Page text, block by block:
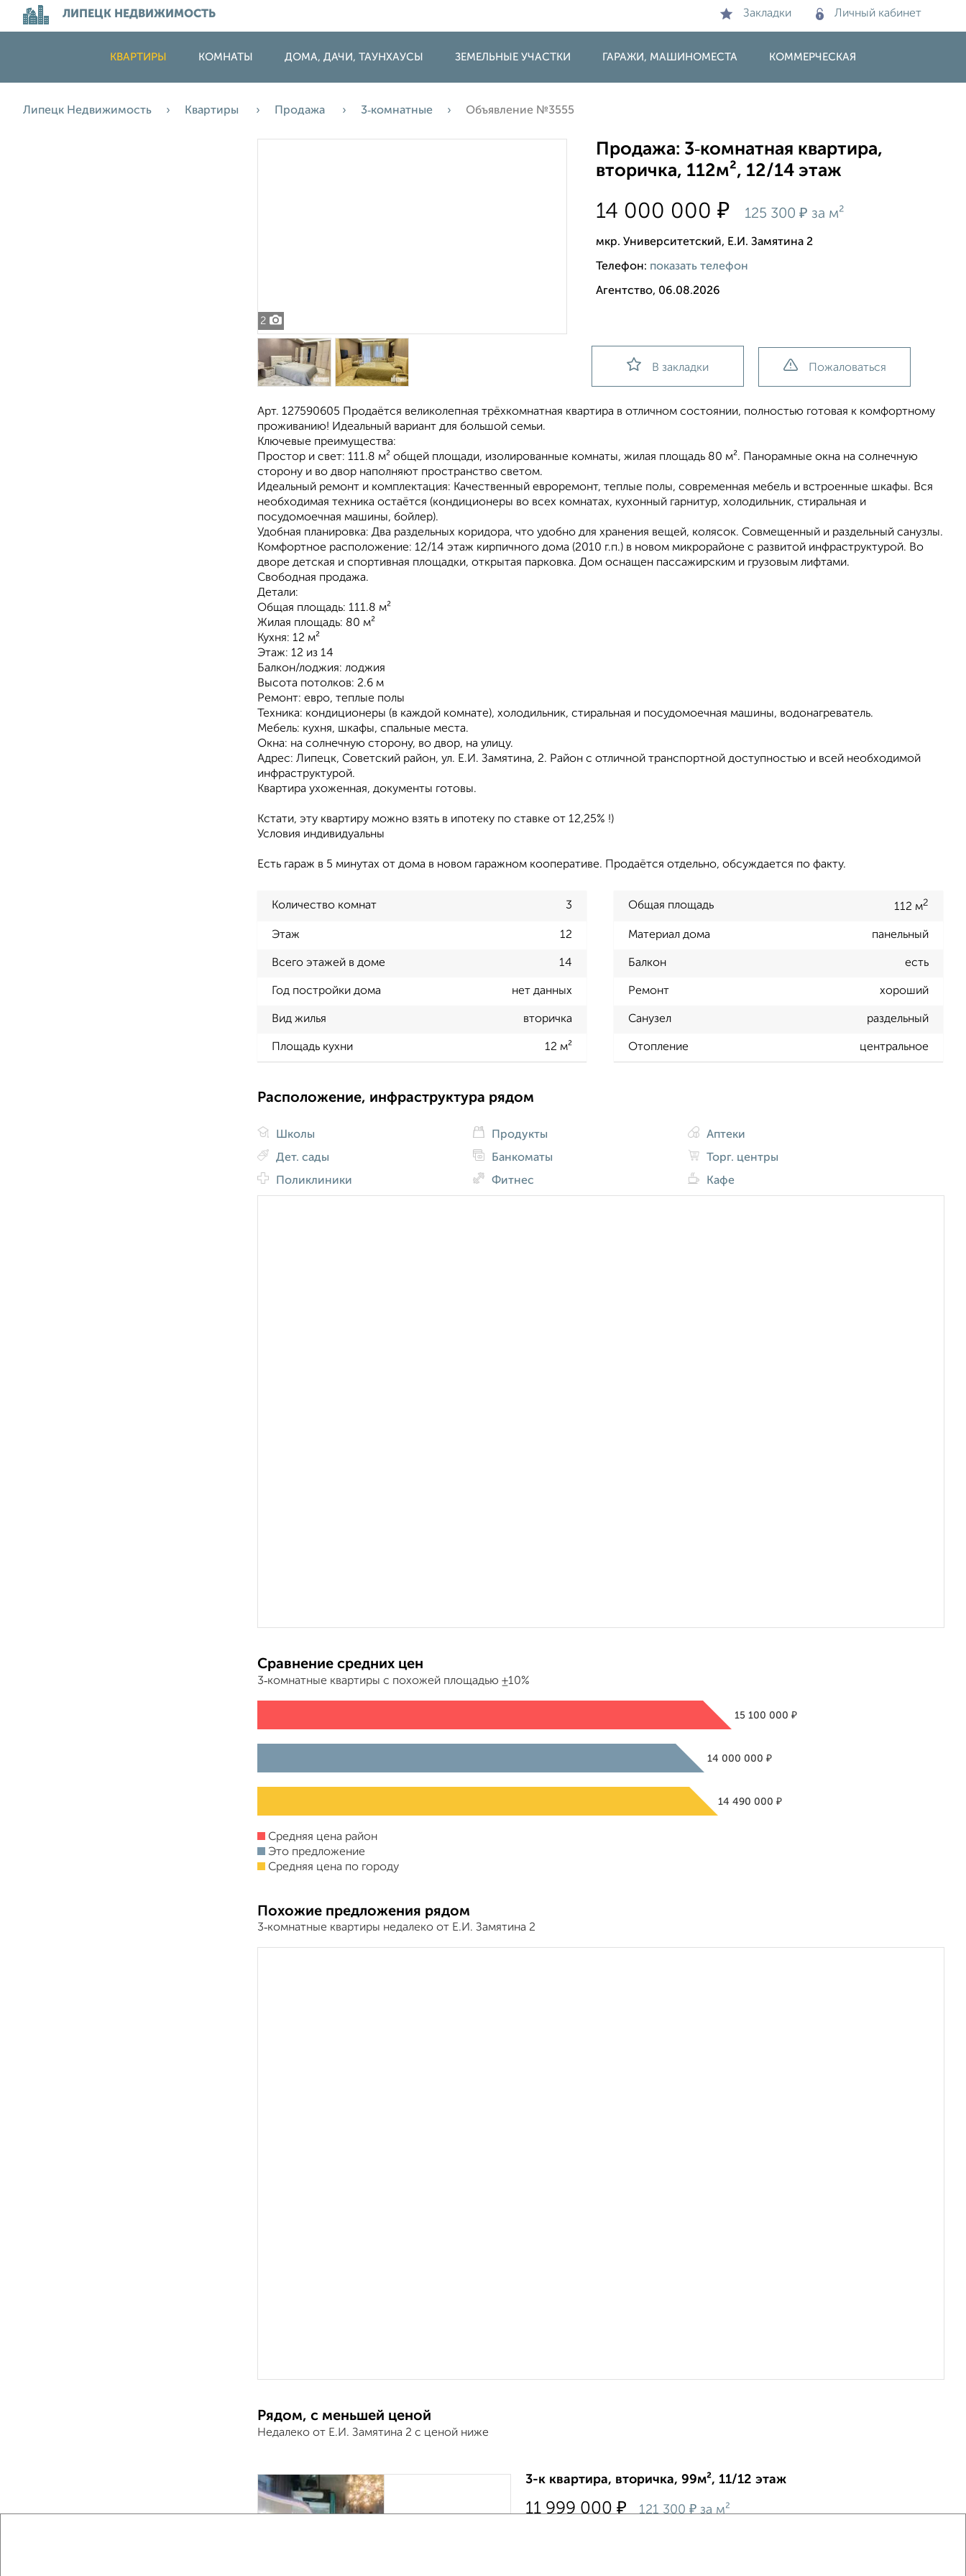
ЛИПЕЦК НЕДВИЖИМОСТЬ Закладки Личный кабинет
КВАРТИРЫ КОМНАТЫ ДОМА, ДАЧИ, ТАУНХАУСЫ ЗЕМЕЛЬНЫЕ УЧАСТКИ ГАРАЖИ, МАШИНОМЕСТА КОММЕРЧЕСКАЯ
Липецк Недвижимость Квартиры Продажа 3‑комнатные Объявление №3555
2
Продажа: 3‑комнатная квартира,
вторичка, 112м², 12/14 этаж
14 000 000₽ 125 300₽ за м²
мкр. Университетский, Е.И. Замятина 2
Телефон: показать телефон
Агентство, 06.08.2026
В закладки Пожаловаться
Арт. 127590605 Продаётся великолепная трёхкомнатная квартира в отличном состоянии, полностью готовая к комфортному
проживанию! Идеальный вариант для большой семьи.
Ключевые преимущества:
Простор и свет: 111.8 м² общей площади, изолированные комнаты, жилая площадь 80 м². Панорамные окна на солнечную
сторону и во двор наполняют пространство светом.
Идеальный ремонт и комплектация: Качественный евроремонт, теплые полы, современная мебель и встроенные шкафы. Вся
необходимая техника остаётся (кондиционеры во всех комнатах, кухонный гарнитур, холодильник, стиральная и
посудомоечная машины, бойлер).
Удобная планировка: Два раздельных коридора, что удобно для хранения вещей, колясок. Совмещенный и раздельный санузлы.
Комфортное расположение: 12/14 этаж кирпичного дома (2010 г.п.) в новом микрорайоне с развитой инфраструктурой. Во
дворе детская и спортивная площадки, открытая парковка. Дом оснащен пассажирским и грузовым лифтами.
Свободная продажа.
Детали:
Общая площадь: 111.8 м²
Жилая площадь: 80 м²
Кухня: 12 м²
Этаж: 12 из 14
Балкон/лоджия: лоджия
Высота потолков: 2.6 м
Ремонт: евро, теплые полы
Техника: кондиционеры (в каждой комнате), холодильник, стиральная и посудомоечная машины, водонагреватель.
Мебель: кухня, шкафы, спальные места.
Окна: на солнечную сторону, во двор, на улицу.
Адрес: Липецк, Советский район, ул. Е.И. Замятина, 2. Район с отличной транспортной доступностью и всей необходимой
инфраструктурой.
Квартира ухоженная, документы готовы.
Кстати, эту квартиру можно взять в ипотеку по ставке от 12,25% !)
Условия индивидуальны
Есть гараж в 5 минутах от дома в новом гаражном кооперативе. Продаётся отдельно, обсуждается по факту.
Количество комнат 3 Общая площадь 112 м2
Этаж 12 Материал дома панельный
Всего этажей в доме 14 Балкон есть
Год постройки дома нет данных Ремонт хороший
Вид жилья вторичка Санузел раздельный
Площадь кухни 12 м² Отопление центральное
Расположение, инфраструктура рядом
Школы
Дет. сады
Поликлиники
Продукты
Банкоматы
Фитнес
Аптеки
Торг. центры
Кафе
Сравнение средних цен
3‑комнатные квартиры с похожей площадью ±10%
15 100 000₽
14 000 000 ₽
14 490 000₽
Средняя цена район
Это предложение
Средняя цена по городу
Похожие предложения рядом
3‑комнатные квартиры недалеко от Е.И. Замятина 2
Рядом, с меньшей ценой
Недалеко от Е.И. Замятина 2 с ценой ниже
3-к квартира, вторичка, 99м², 11/12 этаж
11 999 000 ₽ 121 300 ₽ за м²